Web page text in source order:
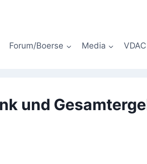
Forum/Boerse Media VDAC
und